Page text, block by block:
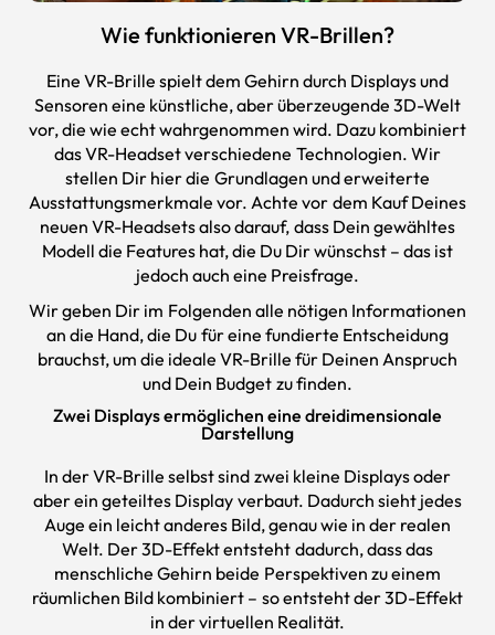
Wie funktionieren VR-Brillen?
Eine VR-Brille spielt dem Gehirn durch Displays und
Sensoren eine künstliche, aber überzeugende 3D-Welt
vor, die wie echt wahrgenommen wird. Dazu kombiniert
das VR-Headset verschiedene Technologien. Wir
stellen Dir hier die Grundlagen und erweiterte
Ausstattungsmerkmale vor. Achte vor dem Kauf Deines
neuen VR-Headsets also darauf, dass Dein gewähltes
Modell die Features hat, die Du Dir wünschst – das ist
jedoch auch eine Preisfrage.
Wir geben Dir im Folgenden alle nötigen Informationen
an die Hand, die Du für eine fundierte Entscheidung
brauchst, um die ideale VR-Brille für Deinen Anspruch
und Dein Budget zu finden.
Zwei Displays ermöglichen eine dreidimensionale
Darstellung
In der VR-Brille selbst sind zwei kleine Displays oder
aber ein geteiltes Display verbaut. Dadurch sieht jedes
Auge ein leicht anderes Bild, genau wie in der realen
Welt. Der 3D-Effekt entsteht dadurch, dass das
menschliche Gehirn beide Perspektiven zu einem
räumlichen Bild kombiniert – so entsteht der 3D-Effekt
in der virtuellen Realität.